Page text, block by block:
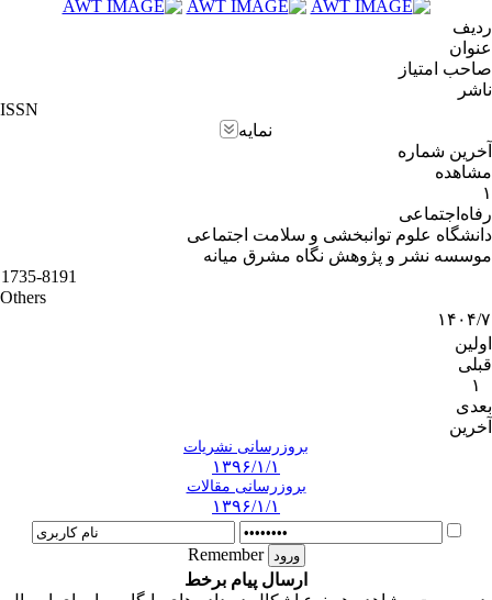
ردیف
عنوان
صاحب امتیاز
ناشر
ISSN
نمایه
آخرین شماره
مشاهده
۱
رفاه‌اجتماعی‌
دانشگاه علوم توانبخشی و سلامت اجتماعی
موسسه نشر و پژوهش نگاه مشرق میانه
1735-8191
Others
۱۴۰۴/۷
اولین
قبلی
۱
بعدی
آخرین
بروزرسانی نشریات
۱۳۹۶/۱/۱
بروزرسانی مقالات
۱۳۹۶/۱/۱
Remember
ارسال پیام برخط